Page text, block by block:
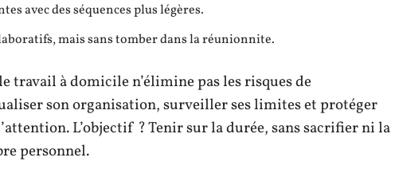
avec des séquences plus légères.
mais sans tomber dans la réunionnite.
travail à domicile n’élimine pas les risques de
son organisation, surveiller ses limites et protéger
L’objectif ? Tenir sur la durée, sans sacrifier ni la
personnel.